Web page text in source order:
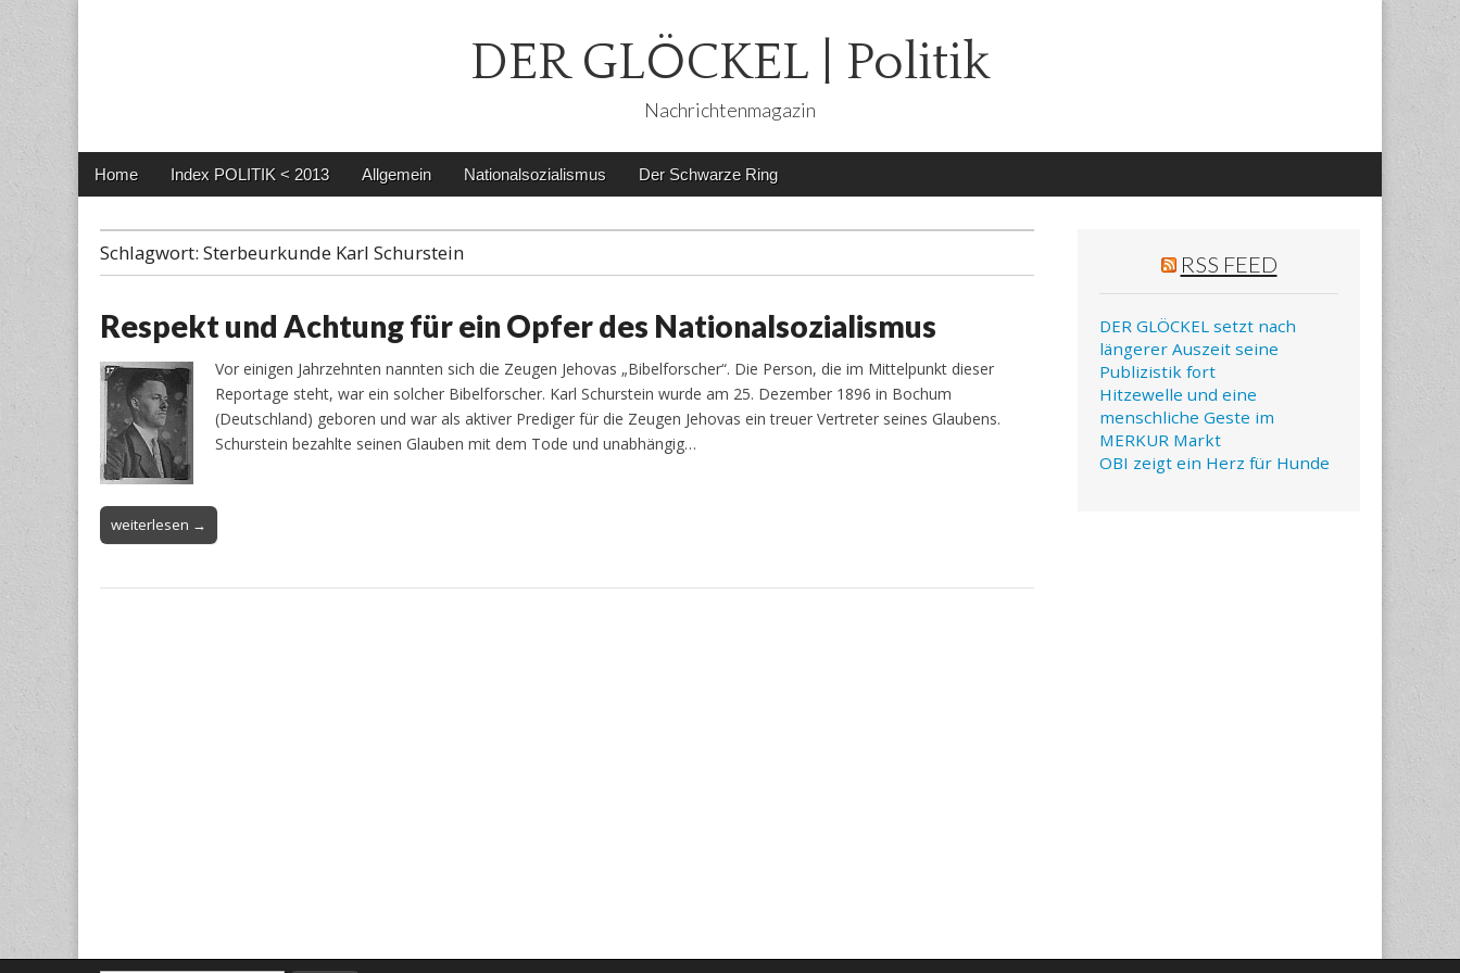
DER GLÖCKEL | Politik
Nachrichtenmagazin
Main
Skip
Home Index POLITIK < 2013 Allgemein Nationalsozialismus Der Schwarze Ring
Schlagwort: Sterbeurkunde Karl Schurstein
Respekt und Achtung für ein Opfer des Nationalsozialismus
Vor einigen Jahrzehnten nannten sich die Zeugen Jehovas „Bibelforscher“. Die Person, die im Mittelpunkt dieser
Reportage steht, war ein solcher Bibelforscher. Karl Schurstein wurde am 25. Dezember 1896 in Bochum
(Deutschland) geboren und war als aktiver Prediger für die Zeugen Jehovas ein treuer Vertreter seines Glaubens.
Schurstein bezahlte seinen Glauben mit dem Tode und unabhängig…
weiterlesen →
RSS FEED
DER GLÖCKEL setzt nach
längerer Auszeit seine
Publizistik fort
Hitzewelle und eine
menschliche Geste im
MERKUR Markt
OBI zeigt ein Herz für Hunde